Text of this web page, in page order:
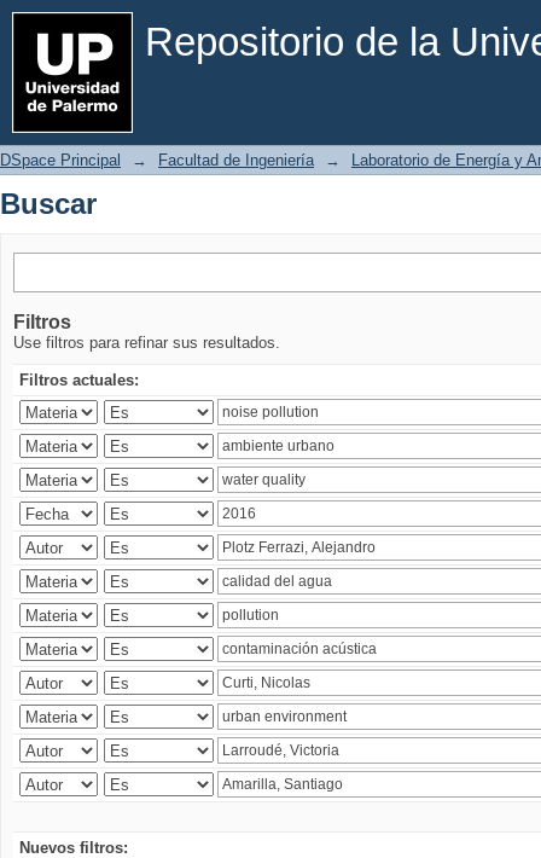
Repositorio de la
Buscar
DSpace Principal → Facultad de Ingeniería → Laboratorio de Energía y
Buscar
Filtros
Use filtros para refinar sus resultados.
Filtros actuales:
Nuevos filtros: